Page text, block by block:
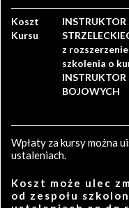
Koszt
Kursu
INSTRUKTOR
z
szkolenia o
INSTRUKTOR
BOJOWYCH
Wpłaty za kursy można
ustaleniach.
Koszt może ulec
od zespołu